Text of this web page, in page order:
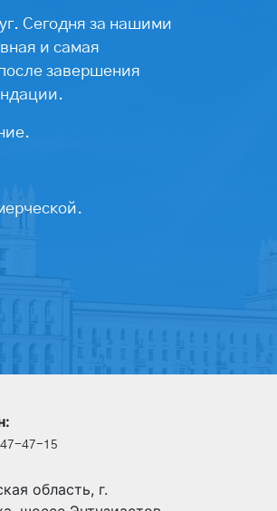
Сегодня за нашими
и самая
завершения
47-15
область, г.